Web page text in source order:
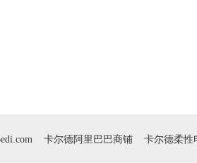
卡尔德阿里巴巴商铺 卡尔德柔性